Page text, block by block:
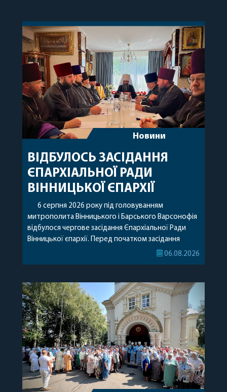
Новини
ВІДБУЛОСЬ ЗАСІДАННЯ
ЄПАРХІАЛЬНОЇ РАДИ
ВІННИЦЬКОЇ ЄПАРХІЇ
6 серпня 2026 року під головуванням
митрополита Вінницького і Барського Варсонофія
відбулося чергове засідання Єпархіальної Ради
Вінницької єпархії. Перед початком засідання
секретар Єпархіальної Ради від імені членів Ради
побажавши йому міцного здоров’я, Божої
допомоги, миру, духовної радості та
благословенних успіхів у подальшому
архіпастирському служінні. […]
06.08.2026